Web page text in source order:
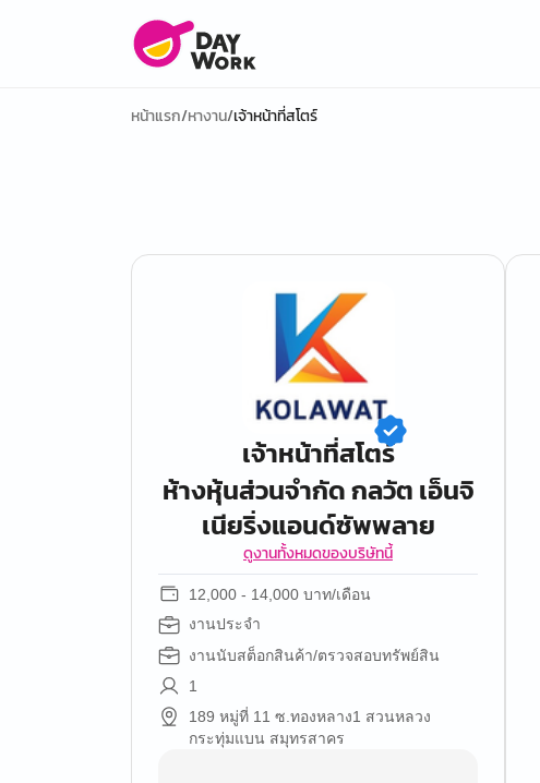
หน้าแรก/หางาน/เจ้าหน้าที่สโตร์
เจ้าหน้าที่สโตร์
ห้างหุ้นส่วนจำกัด กลวัต เอ็นจิ
เนียริ่งแอนด์ซัพพลาย
ดูงานทั้งหมดของบริษัทนี้
12,000 - 14,000 บาท/เดือน
งานประจำ
งานนับสต็อกสินค้า/ตรวจสอบทรัพย์สิน
1
189 หมู่ที่ 11 ซ.ทองหลาง1 สวนหลวง
กระทุ่มแบน สมุทรสาคร